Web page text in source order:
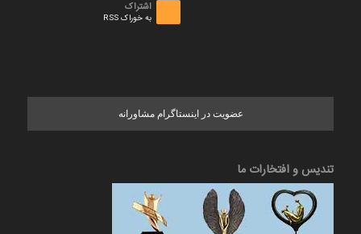
اشتراک
به خوراک RSS
عضویت در اینستاگرام مشاورانه
تندیس و افتخارات ما